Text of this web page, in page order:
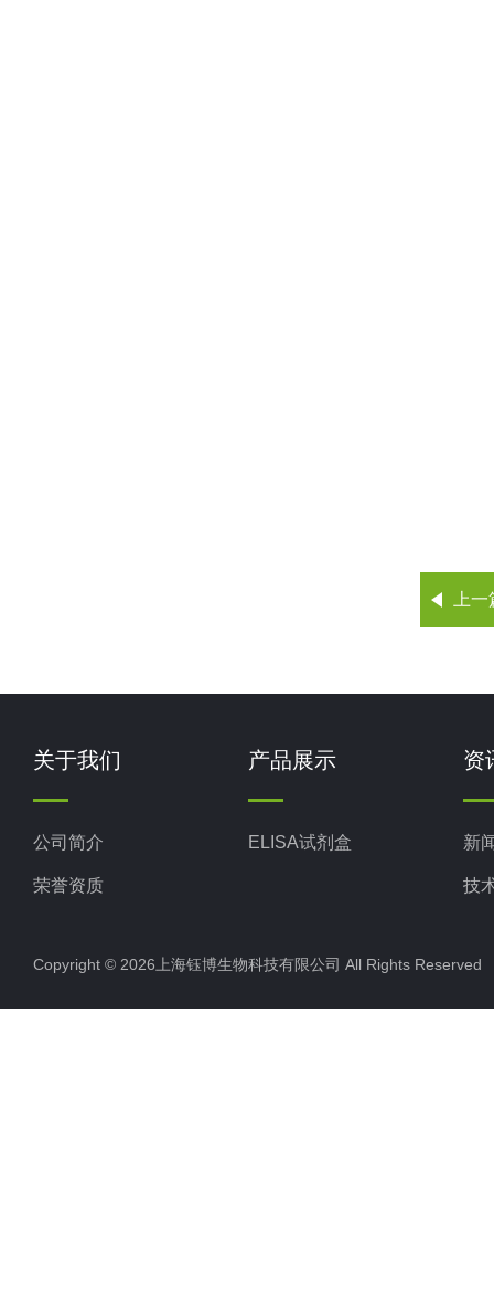
上
关于我们
公司简介
荣誉资质
产品展示
ELISA试剂盒
资
新
技
Copyright © 2026上海钰博生物科技有限公司 All Rights